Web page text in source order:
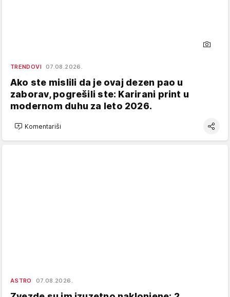
TRENDOVI 07.08.2026.
Ako ste mislili da je ovaj dezen pao u
zaborav, pogrešili ste: Karirani print u
modernom duhu za leto 2026.
Komentariši
ASTRO 07.08.2026.